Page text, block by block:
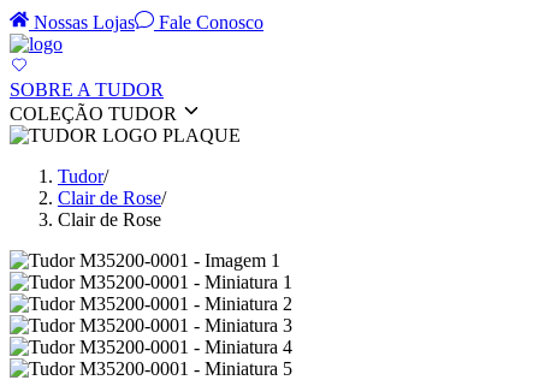
Nossas Lojas Fale Conosco
SOBRE A TUDOR
COLEÇÃO TUDOR
Tudor/
Clair de Rose/
Clair de Rose